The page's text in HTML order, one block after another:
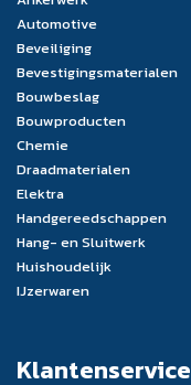
Automotive
Beveiliging
Bevestigingsmaterialen
Bouwbeslag
Bouwproducten
Chemie
Draadmaterialen
Elektra
Handgereedschappen
Hang- en Sluitwerk
Huishoudelijk
IJzerwaren
Klantenservice